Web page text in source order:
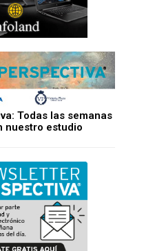
Todas las semanas
nuestro estudio